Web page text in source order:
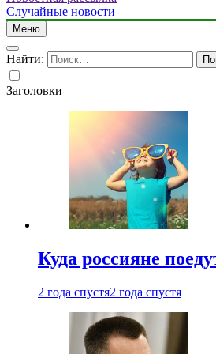
Случайные новости
Меню
Найти:
Заголовки
Куда россияне
2 года спустя2 года спустя